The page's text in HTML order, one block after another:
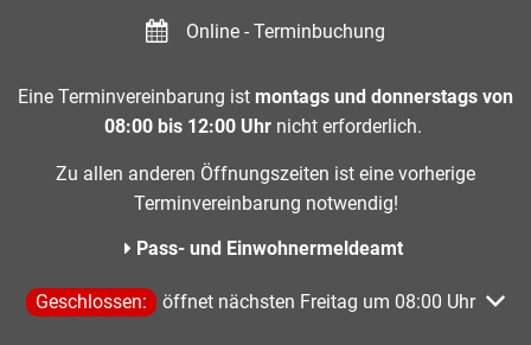
Online - Terminbuchung
Eine Terminvereinbarung ist montags und donnerstags von
08:00 bis 12:00 Uhr nicht erforderlich.
Zu allen anderen Öffnungszeiten ist eine vorherige
Terminvereinbarung notwendig!
Pass- und Einwohnermeldeamt
Klicken, um weitere Öffnungs- oder Schließzeiten
Geschlossen: öffnet nächsten Freitag um 08:00 Uhr